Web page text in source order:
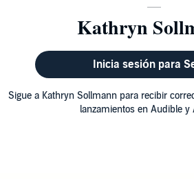
Kathryn
Inicia sesión para
Sigue a Kathryn Sollmann para recibir
lanzamientos en Audible y